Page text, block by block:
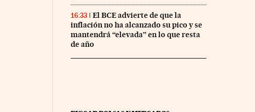
16:33
El BCE advierte de que la
inflación no ha alcanzado su pico y se
mantendrá “elevada” en lo que resta
de año